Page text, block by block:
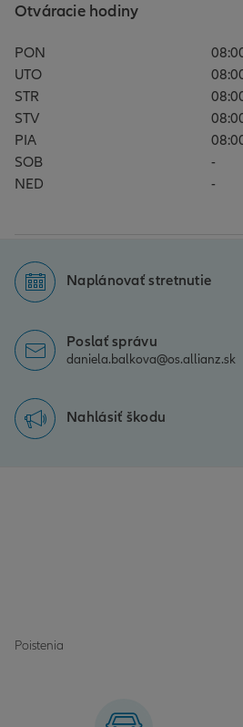
Otváracie hodiny
PON
UTO
STR
STV
PIA
SOB
-
NED
-
Naplánovať stretnutie
Poslať správu
daniela.balkova@os.allianz.sk
Nahlásiť škodu
Poistenia